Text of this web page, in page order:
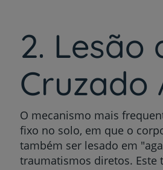
2. Lesão
Cruzado
O mecanismo mais
fixo no solo, em que o
também ser lesado em
traumatismos diretos. Este